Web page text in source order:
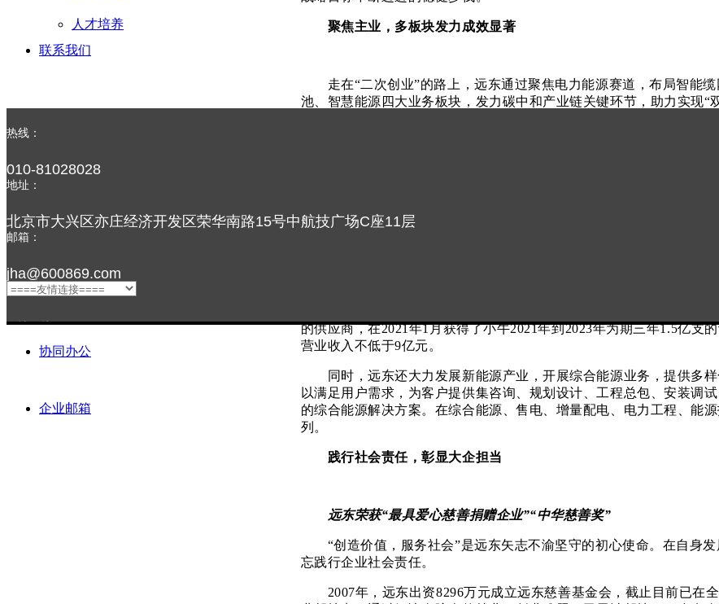
人才培养
联系我们
聚焦主业，多板块发力成效显著
走在“二次创业”的路上，远东通过聚焦电力能源赛道，布局智能缆
池、智慧能源四大业务板块，发力碳中和产业链关键环节，助力实现“
在聚焦主业的同时，远东还大力发展智慧机场业务，旗下北京京航
的供应商，在2021年1月获得了小牛2021年到2023年为期三年1.5亿支
营业收入不低于9亿元。
同时，远东还大力发展新能源产业，开展综合能源业务，提供多样
以满足用户需求，为客户提供集咨询、规划设计、工程总包、安装调
的综合能源解决方案。在综合能源、售电、增量配电、电力工程、能
列。
践行社会责任，彰显大企担当
远东荣获“最具爱心慈善捐赠企业”“中华慈善奖”
“创造价值，服务社会”是远东矢志不渝坚守的初心使命。在自身发
忘践行企业社会责任。
2007年，远东出资8296万元成立远东慈善基金会，截止目前已在全
热线：
010-81028028
地址：
北京市大兴区亦庄经济开发区荣华南路15号中航技广场C座11层
邮箱：
jha@600869.com
友情链接：
协同办公
企业邮箱